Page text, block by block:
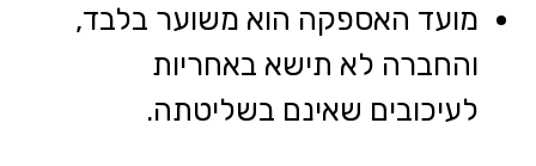
מועד האספקה הוא משוער בלבד,
והחברה לא תישא באחריות
לעיכובים שאינם בשליטתה.